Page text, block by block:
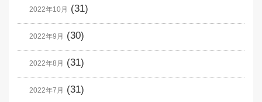
2022年10月 (31)
2022年9月 (30)
2022年8月 (31)
2022年7月 (31)